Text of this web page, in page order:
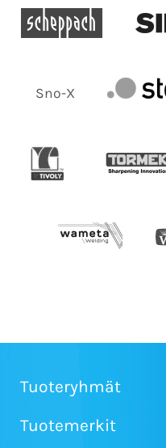
Sno-X
Tuoteryhmät
Tuotemerkit